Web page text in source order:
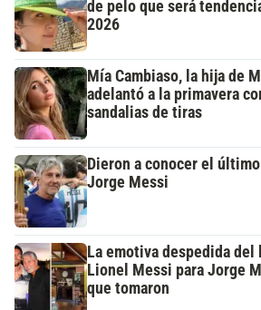
de pelo que será
2026
Mía Cambiaso, la hija de
adelantó a la primavera
sandalias de tiras
Dieron a conocer el
Jorge Messi
La emotiva despedida
Lionel Messi para Jorge
que tomaron